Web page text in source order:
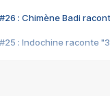
#26 : Chimène Badi
#25 : Indochine raconte